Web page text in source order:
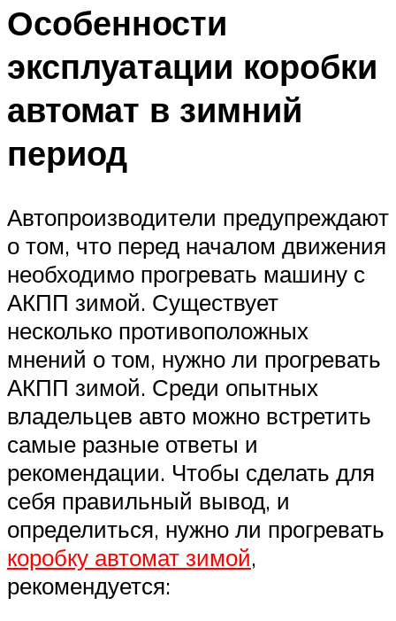
Особенности
эксплуатации коробки
автомат в зимний
период
Автопроизводители предупреждают
о том, что перед началом движения
необходимо прогревать машину с
АКПП зимой. Существует
несколько противоположных
мнений о том, нужно ли прогревать
АКПП зимой. Среди опытных
владельцев авто можно встретить
самые разные ответы и
рекомендации. Чтобы сделать для
себя правильный вывод, и
определиться, нужно ли прогревать
коробку автомат зимой,
рекомендуется: